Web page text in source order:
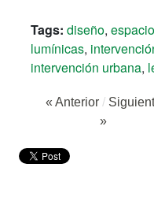
Tags: diseño,
lumínicas,
intervención urbana,
« Anterior /
»